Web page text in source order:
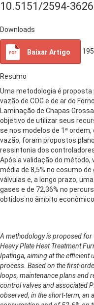
10.5151/2594-
Downloads
Baixar Artigo 195
Resumo
Uma metodologia é
vazão de COG e de ar do
Laminação de Chapas
objetivo de utilizar seus
se nos modelos de 1ª
vazão, foram propostos
ressintonia dos
Após a validação do
média de 8,5% no cosumo
válvulas e, a longo prazo,
gases e de 72,36% no
obtidos no âmbito
A methodology is proposed for
Heavy Plate Heat Treatment
Ipatinga, aiming at the efficient
process. Based on the first-
loops, maintenance plans and
control valves and associated
observed, in the short-term, an